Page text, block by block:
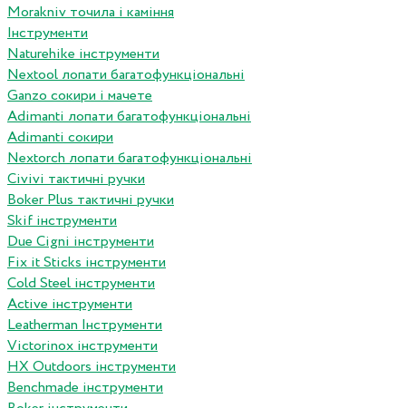
Morakniv точила і каміння
Інструменти
Naturehike інструменти
Nextool лопати багатофункціональні
Ganzo сокири і мачете
Adimanti лопати багатофункціональні
Adimanti сокири
Nextorch лопати багатофункціональні
Сivivi тактичні ручки
Boker Plus тактичні ручки
Skif інструменти
Due Cigni інструменти
Fix it Sticks інструменти
Сold Steel інструменти
Active інструменти
Leatherman Інструменти
Victorinox інструменти
HX Outdoors інструменти
Benchmade інструменти